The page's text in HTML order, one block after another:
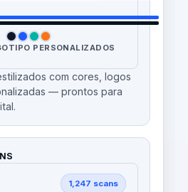
PERSONALIZADOS
com cores, logos
— prontos para
1,247 scans